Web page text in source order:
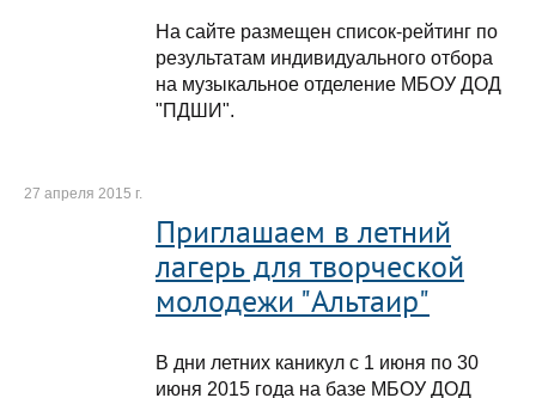
На сайте размещен список-рейтинг по
результатам индивидуального отбора
на музыкальное отделение МБОУ ДОД
"ПДШИ".
27 апреля 2015 г.
Приглашаем в летний
лагерь для творческой
молодежи "Альтаир"
В дни летних каникул с 1 июня по 30
июня 2015 года на базе МБОУ ДОД